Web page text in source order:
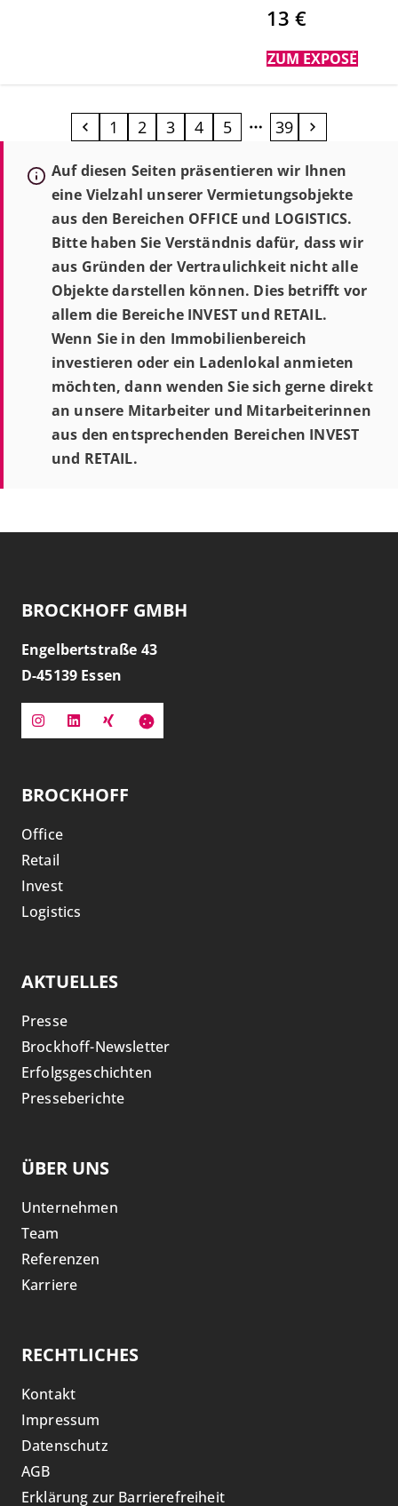
13 €
ZUM EXPOSÉ
1 2 3 4 5 39
Auf diesen Seiten präsentieren wir Ihnen
eine Vielzahl unserer Vermietungsobjekte
aus den Bereichen OFFICE und LOGISTICS.
Bitte haben Sie Verständnis dafür, dass wir
aus Gründen der Vertraulichkeit nicht alle
Objekte darstellen können. Dies betrifft vor
allem die Bereiche INVEST und RETAIL.
Wenn Sie in den Immobilienbereich
investieren oder ein Ladenlokal anmieten
möchten, dann wenden Sie sich gerne direkt
an unsere Mitarbeiter und Mitarbeiterinnen
aus den entsprechenden Bereichen INVEST
und RETAIL.
BROCKHOFF GMBH
Engelbertstraße 43
D-45139 Essen
BROCKHOFF
Office
Retail
Invest
Logistics
AKTUELLES
Presse
Brockhoff-Newsletter
Erfolgsgeschichten
Presseberichte
ÜBER UNS
Unternehmen
Team
Referenzen
Karriere
RECHTLICHES
Kontakt
Impressum
Datenschutz
AGB
Erklärung zur Barrierefreiheit